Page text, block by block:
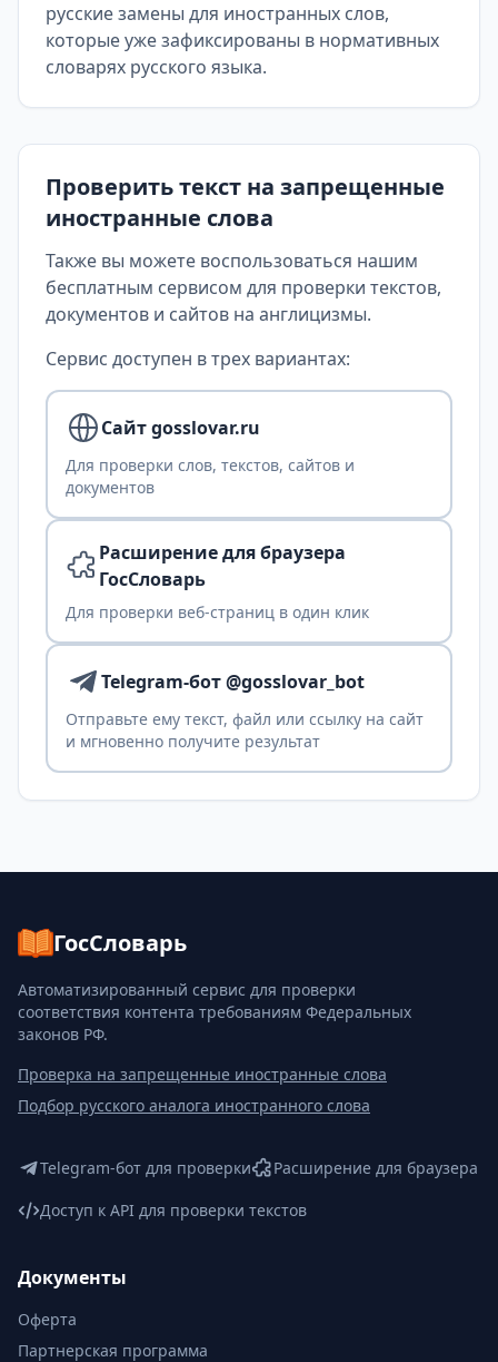
русские замены для иностранных слов,
которые уже зафиксированы в нормативных
словарях русского языка.
Проверить текст на запрещенные
иностранные слова
Также вы можете воспользоваться нашим
бесплатным сервисом для проверки текстов,
документов и сайтов на англицизмы.
Сервис доступен в трех вариантах:
Сайт gosslovar.ru
Для проверки слов, текстов, сайтов и
документов
Расширение для браузера
ГосСловарь
Для проверки веб-страниц в один клик
Telegram-бот @gosslovar_bot
Отправьте ему текст, файл или ссылку на сайт
и мгновенно получите результат
ГосСловарь
Автоматизированный сервис для проверки
соответствия контента требованиям Федеральных
законов РФ.
Проверка на запрещенные иностранные слова
Подбор русского аналога иностранного слова
Telegram-бот для проверки
Расширение для браузера
Доступ к API для проверки текстов
Документы
Оферта
Партнерская программа